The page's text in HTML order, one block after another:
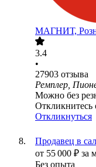
МАГНИТ,
3.4
•
27903 отзыва
Ремплер,
Можно без
Откликнитесь
Откликнуться
Продавец в
от 55 000 ₽ за
Без опыта